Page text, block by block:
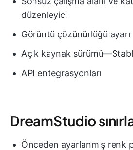
düzenleyici
Görüntü çözünürlüğü ayarı
Açık kaynak
API entegrasyonları
DreamStudio
Önceden ayarlanmış renk